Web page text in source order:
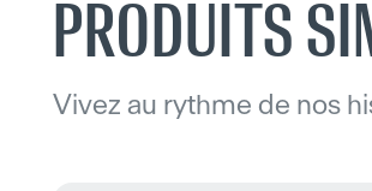
PRODUITS
Vivez au rythme de nos